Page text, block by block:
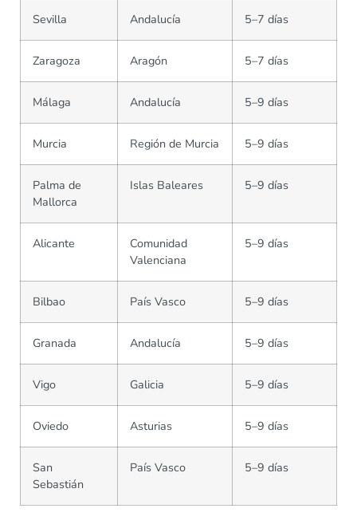
Sevilla Andalucía 5–7 días
Zaragoza Aragón 5–7 días
Málaga Andalucía 5–9 días
Murcia Región de Murcia 5–9 días
Palma de
Mallorca
Islas Baleares 5–9 días
Alicante
Comunidad
Valenciana
5–9 días
Bilbao País Vasco 5–9 días
Granada Andalucía 5–9 días
Vigo Galicia 5–9 días
Oviedo Asturias 5–9 días
San
Sebastián
País Vasco 5–9 días